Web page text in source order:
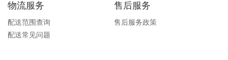
物流服务
配送范围查询
配送常见问题
售后服务
售后服务政策